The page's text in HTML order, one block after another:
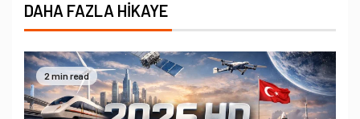
DAHA FAZLA HIKAYE
2 min read